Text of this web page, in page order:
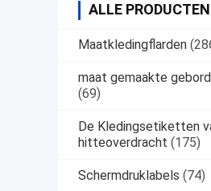
ALLE PRODUCTEN
Maatkledingflarden
maat gemaakte
(69)
De Kledingsetiketten
hitteoverdracht (175)
Schermdruklabels (74)